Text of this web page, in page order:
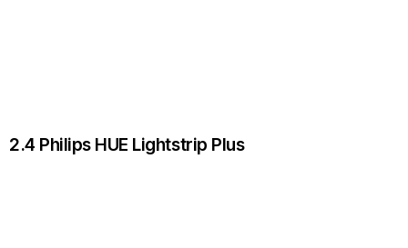
2.4 Philips HUE Lightstrip Plus